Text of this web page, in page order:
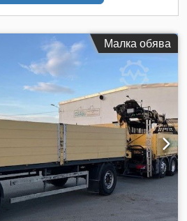
Малка обява